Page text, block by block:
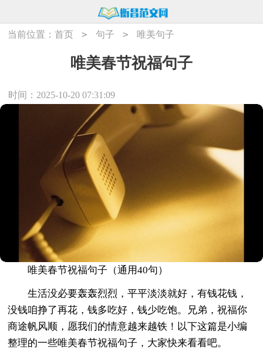
当前位置：首页 > 句子 > 唯美句子
唯美春节祝福句子
时间：2025-10-20 07:31:09
唯美春节祝福句子（通用40句）
生活没必要轰轰烈烈，平平淡淡就好，有钱花钱，
没钱咱挣了再花，钱多吃好，钱少吃饱。兄弟，祝福你
商途帆风顺，愿我们的情意越来越铁！以下这篇是小编
整理的一些唯美春节祝福句子，大家快来看看吧。